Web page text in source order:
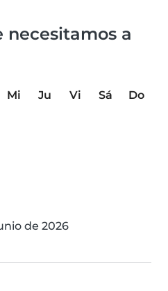
necesitamos a
Mi Ju Vi Sá
Do
de 2026